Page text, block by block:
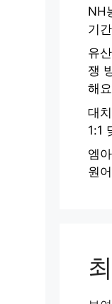
NH
기
유
쟁
해
대
1:1
엠
원